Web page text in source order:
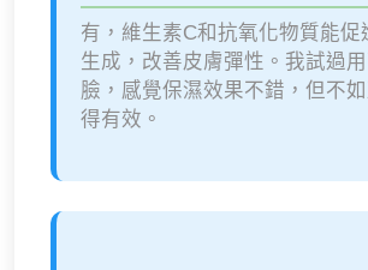
有，維生素C和抗氧化物質能促
生成，改善皮膚彈性。我試過
臉，感覺保濕效果不錯，但不
得有效。